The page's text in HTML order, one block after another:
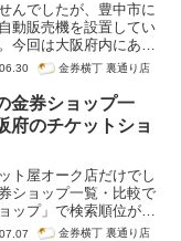
んでしたが、豊中市に
動販売機を設置してい
今回は大阪府内にある
介はグーグル検索「蛍
番になっています。
金券横丁 裏通り店
金券ショップ一
府のチケットショ
ト屋オーク店だけでし
ショップ一覧・比較で
プ」で検索順位が高
金券横丁 裏通り店